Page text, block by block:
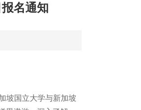
名通知
坡国立大学与新加坡